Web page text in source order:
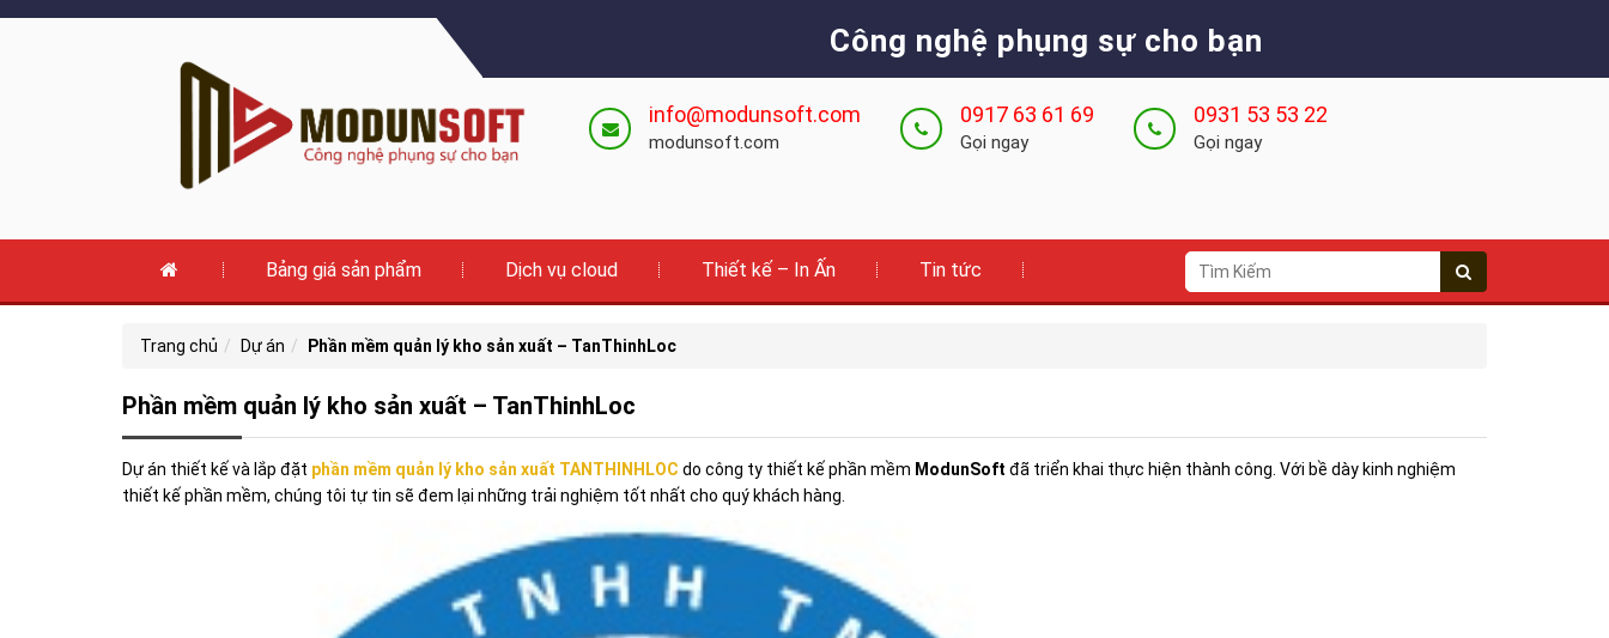
Công nghệ phụng sự cho bạn
info@modunsoft.com
modunsoft.com
0917 63 61 69
Gọi ngay
0931 53 53 22
Gọi ngay
Bảng giá sản phẩm Dịch vụ cloud Thiết kế – In Ấn Tin tức
Trang chủ Dự án Phần mềm quản lý kho sản xuất – TanThinhLoc
Phần mềm quản lý kho sản xuất – TanThinhLoc
Dự án thiết kế và lắp đặt phần mềm quản lý kho sản xuất TANTHINHLOC do công ty thiết kế phần mềm ModunSoft đã triển khai thực hiện thành công. Với bề dày kinh nghiệm
thiết kế phần mềm, chúng tôi tự tin sẽ đem lại những trải nghiệm tốt nhất cho quý khách hàng.